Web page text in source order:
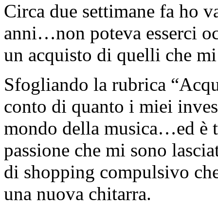
Circa due settimane fa ho
anni…non poteva esserci
un acquisto di quelli che
Sfogliando la rubrica
conto di quanto i miei
mondo della musica…ed è
passione che mi sono
di shopping compulsivo
una nuova chitarra.